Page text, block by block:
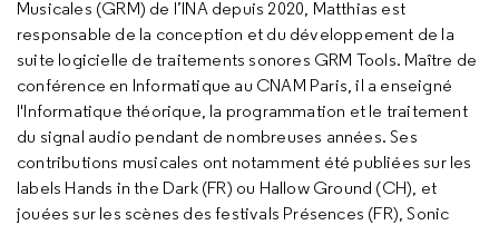
Musicales (GRM) de l’INA depuis 2020, Matthias est
responsable de la conception et du développement de la
suite logicielle de traitements sonores GRM Tools. Maître de
conférence en Informatique au CNAM Paris, il a enseigné
l'Informatique théorique, la programmation et le traitement
du signal audio pendant de nombreuses années. Ses
contributions musicales ont notamment été publiées sur les
labels Hands in the Dark (FR) ou Hallow Ground (CH), et
jouées sur les scènes des festivals Présences (FR), Sonic